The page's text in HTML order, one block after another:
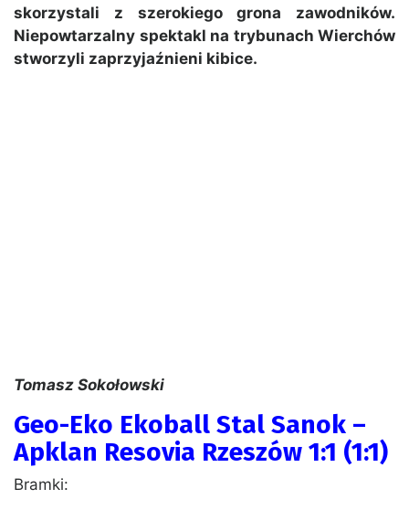
skorzystali z szerokiego grona zawodników.
Niepowtarzalny spektakl na trybunach Wierchów
stworzyli zaprzyjaźnieni kibice.
Tomasz Sokołowski
Geo-Eko Ekoball Stal Sanok –
Apklan Resovia Rzeszów 1:1 (1:1)
Bramki: